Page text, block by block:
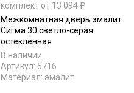
комплект от 13 094 ₽
Межкомнатная дверь эмалит
Сигма 30 светло-серая
остеклённая
В наличии
Артикул: 5716
Материал: эмалит